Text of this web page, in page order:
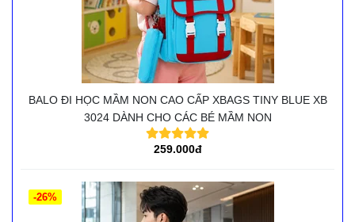
BALO ĐI HỌC MẦM NON CAO CẤP XBAGS TINY BLUE XB
3024 DÀNH CHO CÁC BÉ MẦM NON
259.000đ
-26%